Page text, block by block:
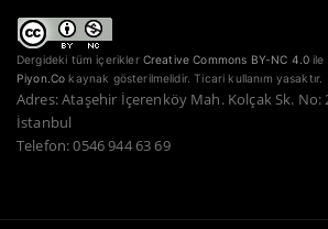
Dergideki tüm içerikler Creative Commons BY-NC 4.0 ile
Piyon.Co kaynak gösterilmelidir. Ticari kullanım yasaktır.
Adres: Ataşehir İçerenköy Mah. Kolçak Sk. No:
İstanbul
Telefon: 0546 944 63 69